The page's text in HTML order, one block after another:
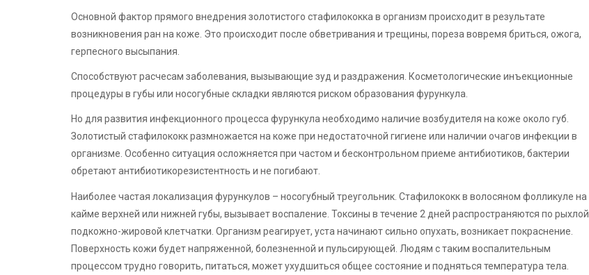
Основной фактор прямого внедрения золотистого стафилококка в организм происходит в результате
возникновения ран на коже. Это происходит после обветривания и трещины, пореза вовремя бриться, ожога,
герпесного высыпания.
Способствуют расчесам заболевания, вызывающие зуд и раздражения. Косметологические инъекционные
процедуры в губы или носогубные складки являются риском образования фурункула.
Но для развития инфекционного процесса фурункула необходимо наличие возбудителя на коже около губ.
Золотистый стафилококк размножается на коже при недостаточной гигиене или наличии очагов инфекции в
организме. Особенно ситуация осложняется при частом и бесконтрольном приеме антибиотиков, бактерии
обретают антибиотикорезистентность и не погибают.
Наиболее частая локализация фурункулов – носогубный треугольник. Стафилококк в волосяном фолликуле на
кайме верхней или нижней губы, вызывает воспаление. Токсины в течение 2 дней распространяются по рыхлой
подкожно-жировой клетчатки. Организм реагирует, уста начинают сильно опухать, возникает покраснение.
Поверхность кожи будет напряженной, болезненной и пульсирующей. Людям с таким воспалительным
процессом трудно говорить, питаться, может ухудшиться общее состояние и подняться температура тела.